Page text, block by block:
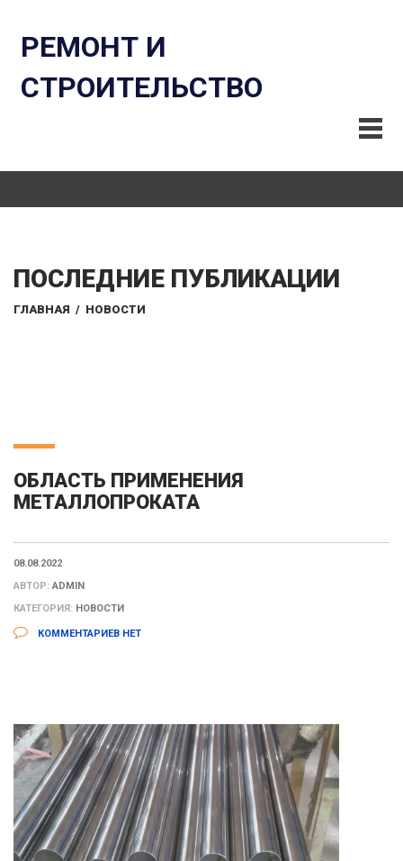
РЕМОНТ И
СТРОИТЕЛЬСТВО
ПОСЛЕДНИЕ ПУБЛИКАЦИИ
ГЛАВНАЯ / НОВОСТИ
ОБЛАСТЬ ПРИМЕНЕНИЯ
МЕТАЛЛОПРОКАТА
08.08.2022
АВТОР:ADMIN
КАТЕГОРИЯ: НОВОСТИ
КОММЕНТАРИЕВ НЕТ